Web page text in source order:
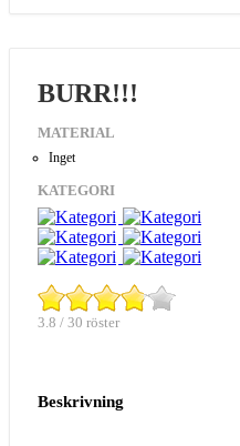
BURR!!!
MATERIAL
Inget
KATEGORI
3.8 / 30 röster
Beskrivning